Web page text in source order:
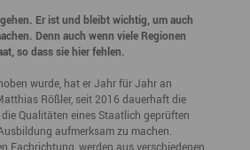
-entwicklung
Er ist und bleibt wichtig, um auch
Denn auch wenn viele Regionen
so dass sie hier fehlen.
wurde, hat er Jahr für Jahr an
Rößler, seit 2016 dauerhaft die
Qualitäten eines Staatlich geprüften
aufmerksam zu machen.
Fachrichtung, werden aus verschiedenen